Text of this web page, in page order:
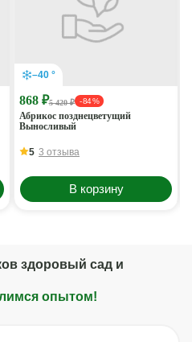
–40 °
868 ₽5 420 ₽ - 84 %
Абрикос позднецветущий
Выносливый
5 3 отзыва
В корзину
здоровый сад и
опытом!